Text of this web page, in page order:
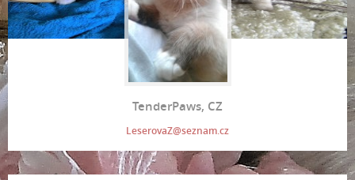
TenderPaws, CZ
LeserovaZ@seznam.cz